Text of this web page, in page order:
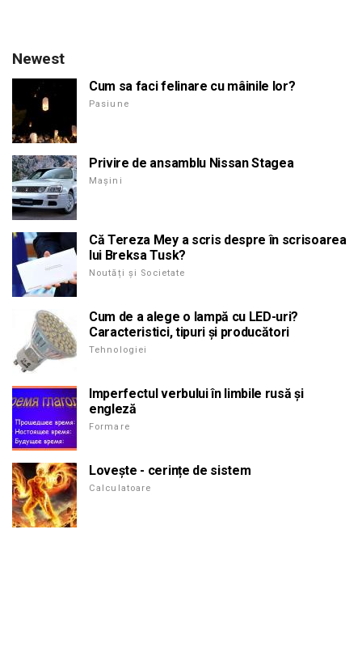
Newest
Cum sa faci felinare cu mâinile lor?
Pasiune
Privire de ansamblu Nissan Stagea
Mașini
Că Tereza Mey a scris despre în scrisoarea
lui Breksa Tusk?
Noutăți și Societate
Cum de a alege o lampă cu LED-uri?
Caracteristici, tipuri și producători
Tehnologiei
Imperfectul verbului în limbile rusă și
engleză
Formare
Lovește - cerințe de sistem
Calculatoare